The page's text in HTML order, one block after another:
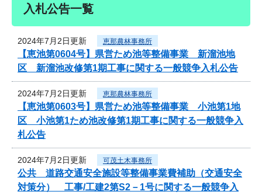
入札公告一覧
2024年7月2日更新 恵那農林事務所
【恵池第0604号】県営ため池等整備事業 新溜池地
区 新溜池改修第1期工事に関する一般競争入札公告
2024年7月2日更新 恵那農林事務所
【恵池第0603号】県営ため池等整備事業 小池第1地
区 小池第1ため池改修第1期工事に関する一般競争入
札公告
2024年7月2日更新 可茂土木事務所
公共 道路交通安全施設等整備事業費補助（交通安全
対策分） 工事/工建2第S2－1号に関する一般競争入